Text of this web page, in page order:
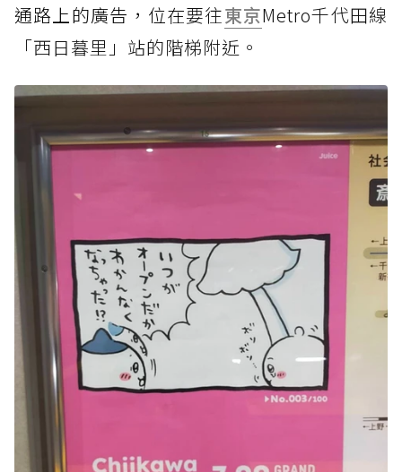
通路上的廣告，位在要往東京Metro千代田線
「西日暮里」站的階梯附近。